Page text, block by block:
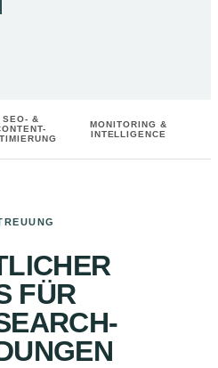
SEO- &
MONITORING &
INTELLIGENCE
FÜR